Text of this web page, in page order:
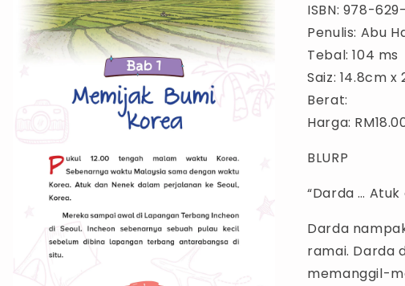
ISBN: 978-
Penulis: Abu
Tebal: 104 ms
Saiz: 14.8cm x
Berat:
Harga:
BLURP
“Darda …
Darda
ramai. Darda
memanggil-